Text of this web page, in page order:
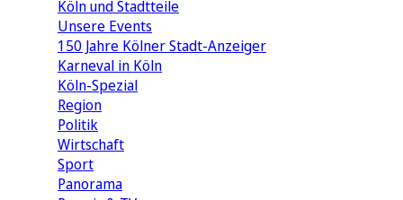
Köln und Stadtteile
Unsere Events
150 Jahre Kölner Stadt-Anzeiger
Karneval in Köln
Köln-Spezial
Region
Politik
Wirtschaft
Sport
Panorama